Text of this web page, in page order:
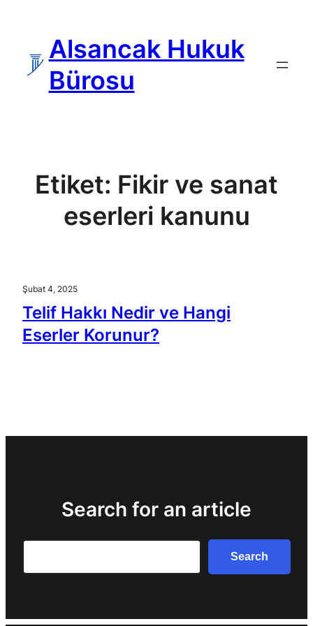
Alsancak Hukuk
Bürosu
Etiket: Fikir ve sanat
eserleri kanunu
Şubat 4, 2025
Telif Hakkı Nedir ve Hangi
Eserler Korunur?
Search for an article
Search